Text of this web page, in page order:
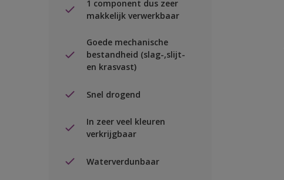
1 component dus zeer
makkelijk verwerkbaar
Goede mechanische
bestandheid (slag-,slijt-
en krasvast)
Snel drogend
In zeer veel kleuren
verkrijgbaar
Waterverdunbaar